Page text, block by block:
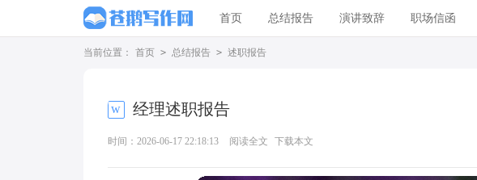
首页 总结报告 演讲致辞 职场信函
当前位置： 首页 > 总结报告 > 述职报告
经理述职报告
时间：2026-06-17 22:18:13 阅读全文 下载本文